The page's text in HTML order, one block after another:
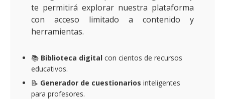
te permitirá explorar nuestra plataforma
con acceso limitado a contenido y
herramientas.
📚 Biblioteca digital con cientos de recursos
educativos.
📝 Generador de cuestionarios inteligentes
para profesores.